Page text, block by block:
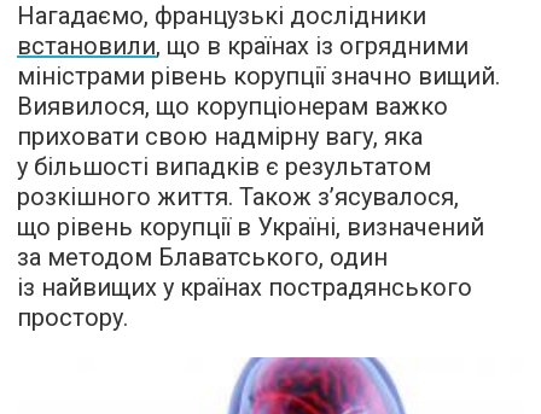
Нагадаємо, французькі дослідники
встановили, що в країнах із огрядними
міністрами рівень корупції значно вищий.
Виявилося, що корупціонерам важко
приховати свою надмірну вагу, яка
у більшості випадків є результатом
розкішного життя. Також з’ясувалося,
що рівень корупції в Україні, визначений
за методом Блаватського, один
із найвищих у країнах пострадянського
простору.